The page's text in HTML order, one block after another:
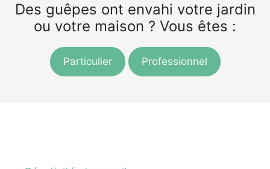
Des guêpes ont envahi votre jardin
ou votre maison ? Vous êtes :
Particulier Professionnel